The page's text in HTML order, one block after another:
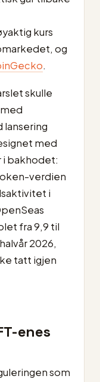
kurs
og
.
skulle
lansering
med
bakhodet:
verdien
i
fra 9,9 til
2026,
tatt igjen
enes
som